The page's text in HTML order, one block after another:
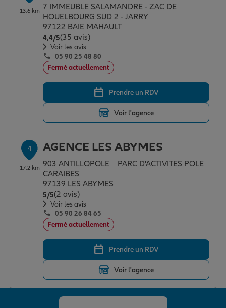
Protection juridique
Retraite
Tous nos devis d'assurance
13.6 km 7 IMMEUBLE SALAMANDRE - ZAC DE
HOUELBOURG SUD 2 - JARRY
97122 BAIE MAHAULT
4,4/5Note de 4.4 sur 5
(35 avis)
Voir les avis
05 90 25 48 80
Fermé actuellement
Prendre un RDV
Voir l'agence
4
17.2 km
AGENCE LES ABYMES
903 ANTILLOPOLE – PARC D'ACTIVITES POLE
CARAIBES
97139 LES ABYMES
5/5Note de 5 sur 5
(2 avis)
Voir les avis
05 90 26 84 65
Fermé actuellement
Prendre un RDV
Voir l'agence